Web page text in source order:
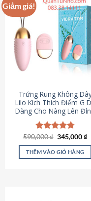
Giảm giá!
Trứng Rung Không
Lilo Kích Thích Điểm G
Dàng Cho Nàng Lên
Được xếp
hạng4.79
5 sao
590,000₫ Giá
là:
590,000 ₫.
345,000₫
tại
THÊM VÀO GIỎ HÀNG